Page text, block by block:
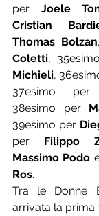
per Joele
Cristian
Thomas Bolzan
Coletti,
Michieli,
37esimo
38esimo per
39esimo per
per Filippo
Massimo Podo
Ros.
Tra le Donne